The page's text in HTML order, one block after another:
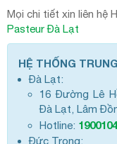
Mọi chi tiết xin liên hệ
Pasteur Đà Lạt
HỆ THỐNG
Đà Lạt:
16 Đường Lê
Đà Lạt, Lâm
Hotline:
Đức Trọng: